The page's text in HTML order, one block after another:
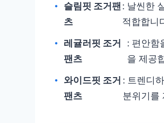
슬림핏 조거팬
츠
: 날씬한
적합합니
레귤러핏 조거
팬츠
: 편안함
을 제공
와이드핏 조거
팬츠
: 트렌디
분위기를